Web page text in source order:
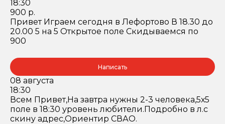
18:30
900 р.
Привет Играем сегодня в Лефортово В 18.30 до
20.00 5 на 5 Открытое поле Скидываемся по
900
Написать
08 августа
18:30
Всем Привет,На завтра нужны 2-3 человека,5х5
поле в 18:30 уровень любители.Подробно в л.с
скину адрес,Ориентир СВАО.